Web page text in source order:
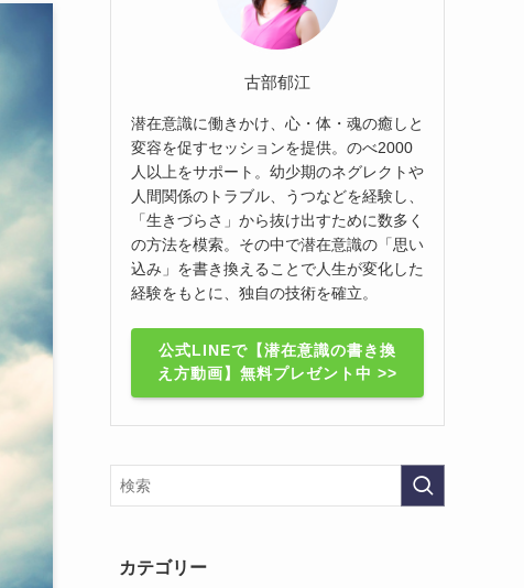
古部郁江
潜在意識に働きかけ、心・体・魂の癒しと
変容を促すセッションを提供。のべ2000
人以上をサポート。幼少期のネグレクトや
人間関係のトラブル、うつなどを経験し、
「生きづらさ」から抜け出すために数多く
の方法を模索。その中で潜在意識の「思い
込み」を書き換えることで人生が変化した
経験をもとに、独自の技術を確立。
公式LINEで【潜在意識の書き換
え方動画】無料プレゼント中 >>
カテゴリー